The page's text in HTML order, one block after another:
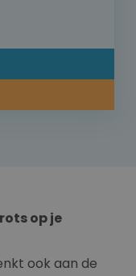
op je
ook aan de